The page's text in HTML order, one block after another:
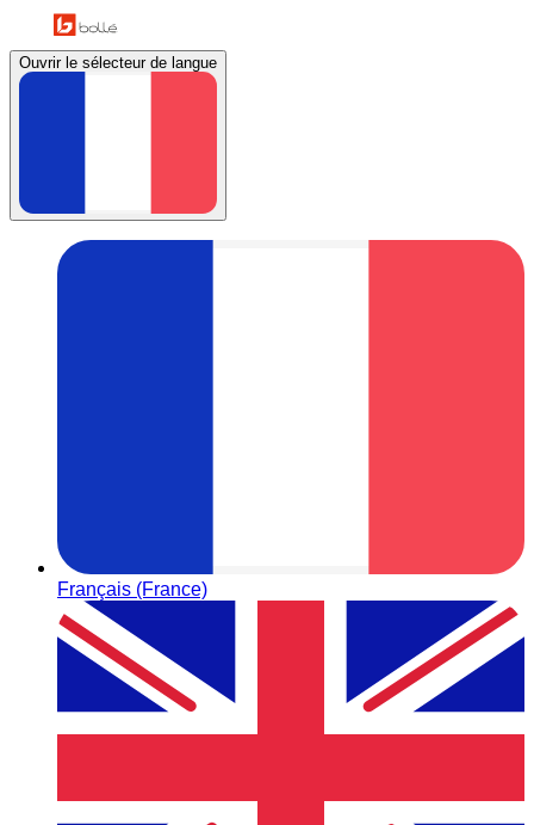
Ouvrir le sélecteur de langue
Français (France)